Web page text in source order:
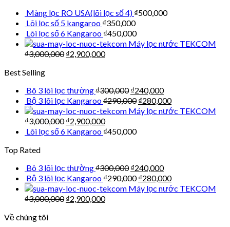
Màng lọc RO USA(lõi lọc số 4) ₫500,000
Lõi lọc số 5 kangaroo ₫350,000
Lõi lọc số 6 Kangaroo ₫450,000
Máy lọc nước TEKCOM
₫3,000,000 ₫2,900,000
Best Selling
Bô 3 lõi lọc thường₫300,000 ₫240,000
Bộ 3 lõi lọc Kangaroo₫290,000 ₫280,000
Máy lọc nước TEKCOM
₫3,000,000 ₫2,900,000
Lõi lọc số 6 Kangaroo ₫450,000
Top Rated
Bô 3 lõi lọc thường₫300,000 ₫240,000
Bộ 3 lõi lọc Kangaroo₫290,000 ₫280,000
Máy lọc nước TEKCOM
₫3,000,000 ₫2,900,000
Về chúng tôi